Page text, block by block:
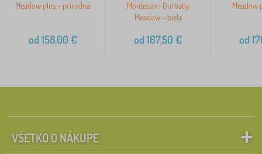
Meadow plus - prírodná
od 158,00 €
Montessori Ourbaby
Meadow - biela
od 167,50 €
Meadow
od
VŠETKO O NÁKUPE